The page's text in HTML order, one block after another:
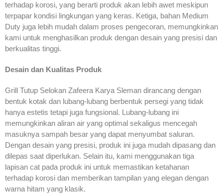
terhadap korosi, yang berarti produk akan lebih awet meskipun
terpapar kondisi lingkungan yang keras. Ketiga, bahan Medium
Duty juga lebih mudah dalam proses pengecoran, memungkinkan
kami untuk menghasilkan produk dengan desain yang presisi dan
berkualitas tinggi.
Desain dan Kualitas Produk
Grill Tutup Selokan Zafeera Karya Sleman dirancang dengan
bentuk kotak dan lubang-lubang berbentuk persegi yang tidak
hanya estetis tetapi juga fungsional. Lubang-lubang ini
memungkinkan aliran air yang optimal sekaligus mencegah
masuknya sampah besar yang dapat menyumbat saluran.
Dengan desain yang presisi, produk ini juga mudah dipasang dan
dilepas saat diperlukan. Selain itu, kami menggunakan tiga
lapisan cat pada produk ini untuk memastikan ketahanan
terhadap korosi dan memberikan tampilan yang elegan dengan
warna hitam yang klasik.